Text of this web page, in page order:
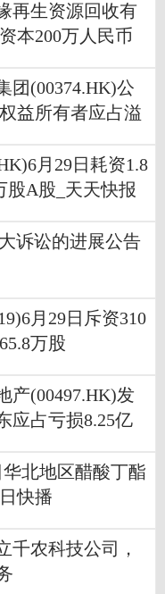
再生资源回收有
本200万人民币
团(00374.HK)公
益所有者应占溢
月29日耗资1.8
股A股_天天快报
诉讼的进展公告
月29日斥资310
万股
产(00497.HK)发
应占亏损8.25亿
北地区醋酸丁酯
快播
千农科技公司，